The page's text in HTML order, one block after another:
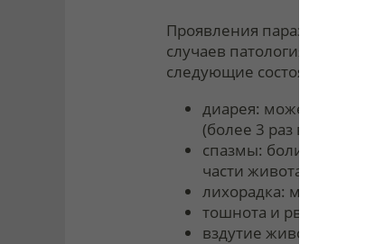
Проявления паразитарной
случаев патология
следующие состояния:
диарея: может быть от
(более 3 раз в день) и
спазмы: боли в
части живота;
лихорадка: может
тошнота и рвота: эти
вздутие живота: из-за